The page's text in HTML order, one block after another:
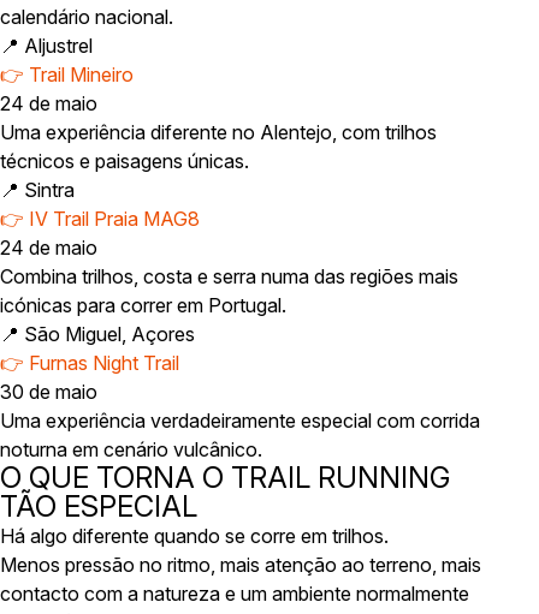
calendário nacional.
📍 Aljustrel
👉 Trail Mineiro
24 de maio
Uma experiência diferente no Alentejo, com trilhos
técnicos e paisagens únicas.
📍 Sintra
👉 IV Trail Praia MAG8
24 de maio
Combina trilhos, costa e serra numa das regiões mais
icónicas para correr em Portugal.
📍 São Miguel, Açores
👉 Furnas Night Trail
30 de maio
Uma experiência verdadeiramente especial com corrida
noturna em cenário vulcânico.
O QUE TORNA O TRAIL RUNNING
TÃO ESPECIAL
Há algo diferente quando se corre em trilhos.
Menos pressão no ritmo, mais atenção ao terreno, mais
contacto com a natureza e um ambiente normalmente